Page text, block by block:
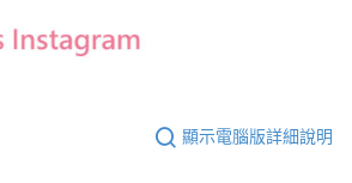
顯示電腦版詳細說明